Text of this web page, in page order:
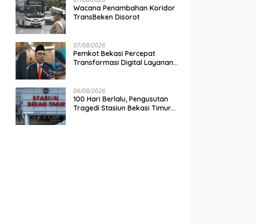
Wacana Penambahan Koridor
TransBeken Disorot
07/08/2026
Pemkot Bekasi Percepat
Transformasi Digital Layanan
06/08/2026
100 Hari Berlalu, Pengusutan
Tragedi Stasiun Bekasi Timur